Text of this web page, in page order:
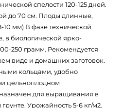
спелости 120-125 дней.
до 70 см. Плоды длинные,
10 мм) В фазе технической
в биологической ярко-
250 грамм. Рекомендуется
виде и домашних заготовок.
кольцами, удобно
цельноплодном
для выращивания в
Урожайность 5-6 кг/м2.